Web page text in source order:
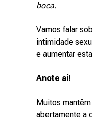
boca.
Vamos falar
intimidade
e aumentar
Anote aí!
Muitos
abertamente a